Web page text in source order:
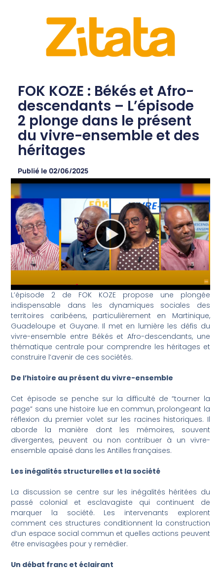
FOK KOZE : Békés et Afro-
descendants – L’épisode
2 plonge dans le présent
du vivre-ensemble et des
héritages
Publié le 02/06/2025
L’épisode 2 de FOK KOZE propose une plongée
indispensable dans les dynamiques sociales des
territoires caribéens, particulièrement en Martinique,
Guadeloupe et Guyane. Il met en lumière les défis du
vivre-ensemble entre Békés et Afro-descendants, une
thématique centrale pour comprendre les héritages et
construire l’avenir de ces sociétés.
De l’histoire au présent du vivre-ensemble
Cet épisode se penche sur la difficulté de “tourner la
page” sans une histoire lue en commun, prolongeant la
réflexion du premier volet sur les racines historiques. Il
aborde la manière dont les mémoires, souvent
divergentes, peuvent ou non contribuer à un vivre-
ensemble apaisé dans les Antilles françaises.
Les inégalités structurelles et la société
La discussion se centre sur les inégalités héritées du
passé colonial et esclavagiste qui continuent de
marquer la société. Les intervenants explorent
comment ces structures conditionnent la construction
d’un espace social commun et quelles actions peuvent
être envisagées pour y remédier.
Un débat franc et éclairant